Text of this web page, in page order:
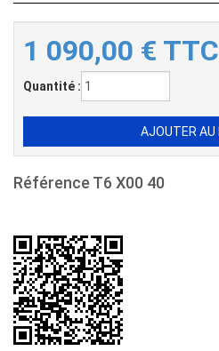
1 090,00 € TTC
Quantité :
Référence T6 X00 40